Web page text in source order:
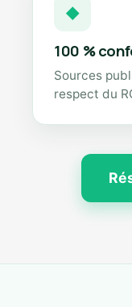
◆
100 %
Sources
respect du